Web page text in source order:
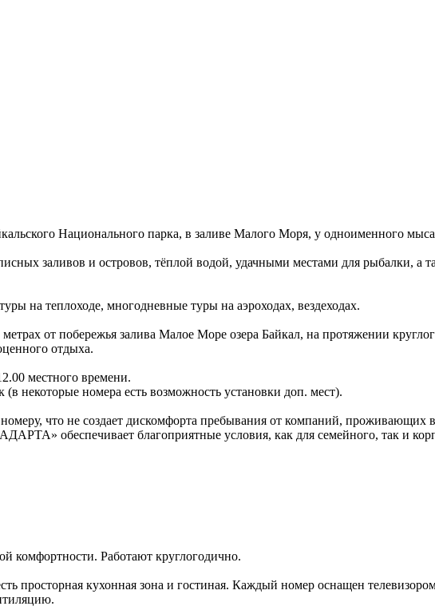
Национального парка, в заливе Малого Моря, у одноименного
заливов и островов, тёплой водой, удачными местами для рыбалки, а
на теплоходе, многодневные туры на аэроходах, вездеходах.
от побережья залива Малое Море озера Байкал, на протяжении
отдыха.
местного времени.
некоторые номера есть возможность установки доп. мест).
что не создает дискомфорта пребывания от компаний, проживающих
обеспечивает благоприятные условия, как для семейного, так и
комфортности. Работают круглогодично.
просторная кухонная зона и гостиная. Каждый номер оснащен